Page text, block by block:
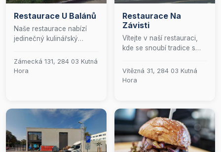
Restaurace U Balánů
Naše restaurace nabízí
jedinečný kulinářský
nejlepší z české a
mezinárodní kuchyně.
doplněná o široký výběr
čepovaného piva. Pro ty,
kteří preferují stolování
pod širým nebem, je k
dispozici naše malebná
Zámecká 131, 284 03 Kutná
Hora
Restaurace Na
Závisti
Vítejte v naší restauraci,
kde se snoubí tradice s
Nabízíme pečlivě
připravené pokrmy, které
vychutnáte jak klasické
české speciality, tak i
tradiční jídla, která vás
přenesou do srdce naší
kultury. Přijďte si užít
Vítězná 31, 284 03 Kutná
Hora